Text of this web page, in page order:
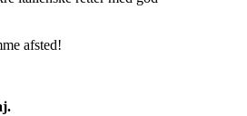
afsted!